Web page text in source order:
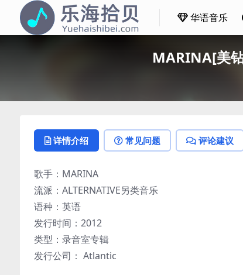
华语音乐
MARINA[美
详情介绍 常见问题 评论建议
歌手：MARINA
流派：ALTERNATIVE另类音乐
语种：英语
发行时间：2012
类型：录音室专辑
发行公司： Atlantic